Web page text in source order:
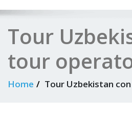
Tour
tour
Home Tour Uzbekistan